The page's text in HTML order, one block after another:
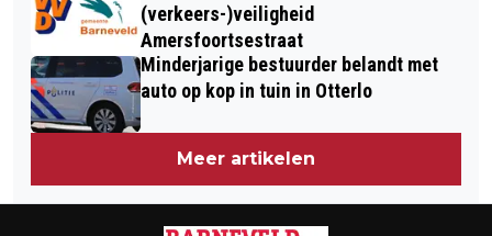
(verkeers-)veiligheid
Amersfoortsestraat
Minderjarige bestuurder belandt met
auto op kop in tuin in Otterlo
Meer artikelen